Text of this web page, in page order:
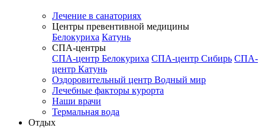
Лечение в санаториях
Центры превентивной медицины
Белокуриха Катунь
СПА-центры
СПА-центр Белокуриха СПА-центр Сибирь СПА-
центр Катунь
Оздоровительный центр Водный мир
Лечебные факторы курорта
Наши врачи
Термальная вода
Отдых